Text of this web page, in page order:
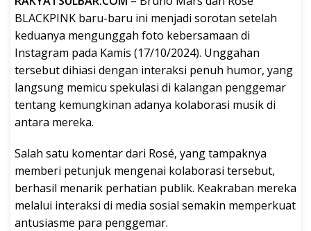
BLACKPINK baru-baru ini menjadi sorotan setelah
keduanya mengunggah foto kebersamaan di
Instagram pada Kamis (17/10/2024). Unggahan
tersebut dihiasi dengan interaksi penuh humor, yang
langsung memicu spekulasi di kalangan penggemar
tentang kemungkinan adanya kolaborasi musik di
antara mereka.
Salah satu komentar dari Rosé, yang tampaknya
memberi petunjuk mengenai kolaborasi tersebut,
berhasil menarik perhatian publik. Keakraban mereka
melalui interaksi di media sosial semakin memperkuat
antusiasme para penggemar.